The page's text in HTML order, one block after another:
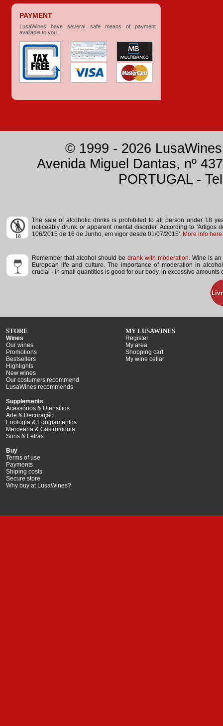
PAYMENT
LusaWines have several safe means of payment
available to you.
© 1999 - 2026
Avenida Miguel Dantas, nº
PORTUGAL -
The sale of alcoholic drinks is prohibited to all person under 18
noticeably drunk or apparent mental disorder. According to 'Artigos
106/2015 de 16 de Junho, em vigor desde 01/07/2015'. More info here
Remember that alcohol should be drank with moderation . Wine is
European life and culture. The importance of moderation in
crucial - in small quantities is good for our body, in excessive amounts
STORE
Wines
Our wines
Promotions
Bestsellers
Highlights
New wines
Our costumers recommend
LusaWines recommends
Supplements
Acessórios & Utensílios
Arte & Decoração
Enologia & Equipamentos
Mercearia & Gastromonia
Sons & Letras
Buy
Terms of use
Payments
Shiping costs
Secure store
Why buy at LusaWines?
MY LUSAWINES
Register
My area
Shopping cart
My wine cellar